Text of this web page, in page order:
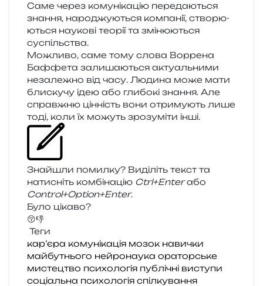
Саме через кому­ні­ка­цію пере­да­ю­ться
зна­н­ня, наро­джу­ю­ться ком­па­нії, ство­рю­
ю­ться нау­ко­ві тео­рії та змі­ню­ю­ться
суспільства.
Можливо, саме тому слова Воррена
Баффета зали­ша­ю­ться акту­аль­ни­ми
неза­ле­жно від часу. Людина може мати
бли­ску­чу ідею або гли­бо­кі зна­н­ня. Але
справ­жню цін­ність вони отри­му­ють лише
тоді, коли їх можуть зро­зу­мі­ти інші.
Знайшли помил­ку? Виділіть текст та
нати­сніть ком­бі­на­цію Ctrl+Enterабо
Control+Option+Enter.
Було цікаво?
😚👎
Теги
кар’єра комунікація мозок навички
майбутнього нейронаука ораторське
мистецтво психологія публічні виступи
соціальна психологія спілкування